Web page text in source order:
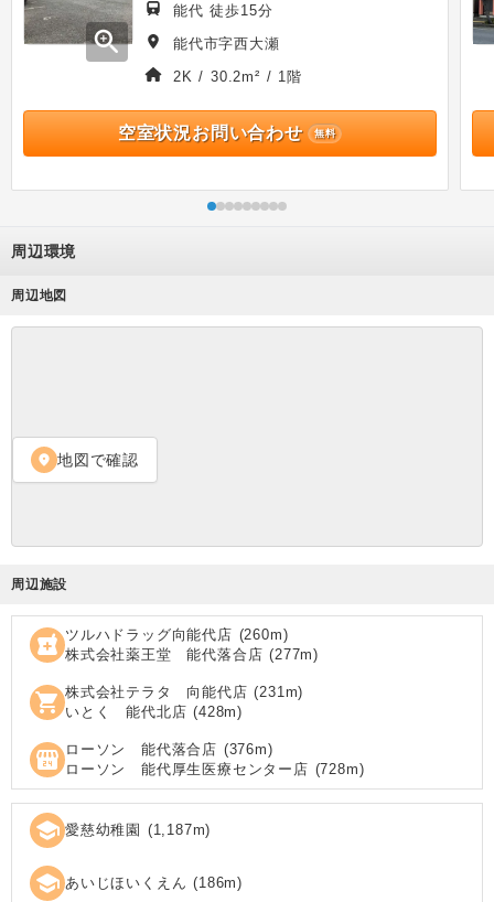
zoom_in
能代 徒歩15分
能代市字西大瀬
2K / 30.2m² / 1階
空室状況お問い合わせ 無料
周辺環境
周辺地図
location_on 地図で確認
周辺施設
local_pharmacy ツルハドラッグ向能代店 (260m)
株式会社薬王堂 能代落合店 (277m)
shopping_cart 株式会社テラタ 向能代店 (231 m)
いとく 能代北店 (428m)
local_convenience_store ローソン 能代落合店 (376m)
ローソン 能代厚生医療センター店 (728m)
school 愛慈幼稚園 (1,187m)
school あいじほいくえん (186m)